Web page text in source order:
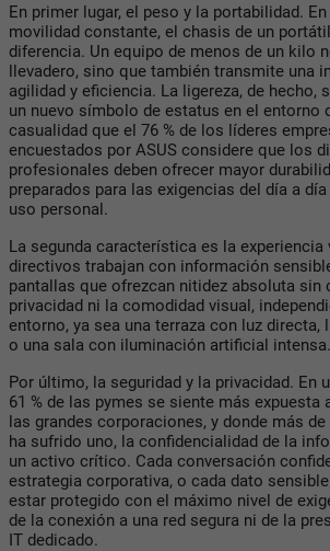
En primer lugar, el peso y la portabilidad.
movilidad constante, el chasis de un
diferencia. Un equipo de menos de un kilo
llevadero, sino que también transmite una
agilidad y eficiencia. La ligereza, de hecho,
un nuevo símbolo de estatus en el entorno
casualidad que el 76 % de los líderes
encuestados por ASUS considere que los
profesionales deben ofrecer mayor
preparados para las exigencias del día a
uso personal.
La segunda característica es la experiencia
directivos trabajan con información
pantallas que ofrezcan nitidez absoluta sin
privacidad ni la comodidad visual,
entorno, ya sea una terraza con luz directa,
o una sala con iluminación artificial intensa.
Por último, la seguridad y la privacidad. En
61 % de las pymes se siente más expuesta
las grandes corporaciones, y donde más de
ha sufrido uno, la confidencialidad de la
un activo crítico. Cada conversación
estrategia corporativa, o cada dato
estar protegido con el máximo nivel de
de la conexión a una red segura ni de la
IT dedicado.